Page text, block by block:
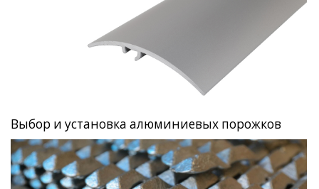
Выбор и установка алюминиевых порожков